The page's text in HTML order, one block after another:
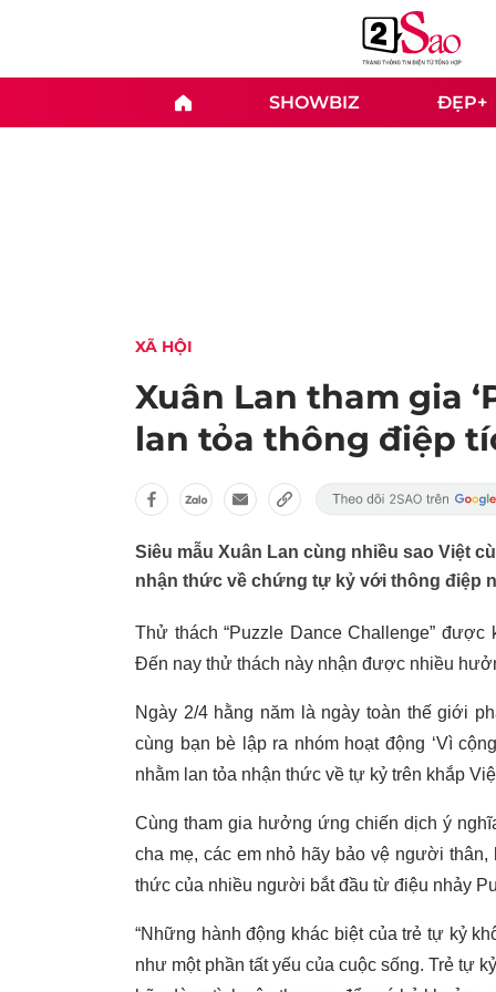
SHOWBIZ ĐẸP+
XÃ HỘI
Xuân Lan tham gia
lan tỏa thông điệp
Siêu mẫu Xuân Lan cùng nhiều sao Việt
nhận thức về chứng tự kỷ với thông điệp
Thử thách “Puzzle Dance Challenge”
Đến nay thử thách này nhận được nhiều
Ngày 2/4 hằng năm là ngày toàn thế giới
cùng bạn bè lập ra nhóm hoạt động ‘Vì
nhằm lan tỏa nhận thức về tự kỷ trên khắp
Cùng tham gia hưởng ứng chiến dịch ý
cha mẹ, các em nhỏ hãy bảo vệ người
thức của nhiều người bắt đầu từ điệu nhảy
“Những hành động khác biệt của trẻ tự kỷ
như một phần tất yếu của cuộc sống. Trẻ tự